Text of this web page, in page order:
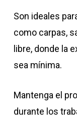
Son ideales
como carpas,
libre, donde la
sea mínima.
Mantenga el
durante los